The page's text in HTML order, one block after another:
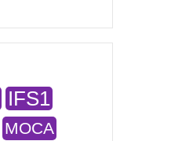
IFS1
MOCA